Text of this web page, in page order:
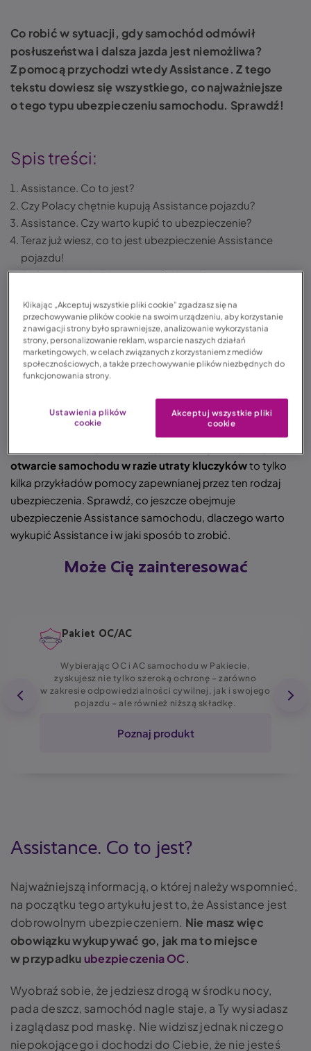
Co robić w sytuacji, gdy samochód odmówił
posłuszeństwa i dalsza jazda jest niemożliwa?
Z pomocą przychodzi wtedy Assistance. Z tego
tekstu dowiesz się wszystkiego, co najważniejsze
o tego typu ubezpieczeniu samochodu. Sprawdź!
Spis treści:
Assistance. Co to jest?
Czy Polacy chętnie kupują Assistance pojazdu?
Assistance. Czy warto kupić to ubezpieczenie?
Teraz już wiesz, co to jest ubezpieczenie Assistance
pojazdu!
FAQ – odpowiedzi na najczęściej zadawane pytania
Rozładowany akumulator, brak paliwa w baku czy przebita
opona mogą zdarzyć się każdemu kierowcy, bez względu
na to, jak wiele czasu spędza za kierownicą. W takich i wielu
innych sytuacjach przyda się ubezpieczenieAuto
Assistance. Ma ono na celu pomóc Ci w najmniej
oczekiwanych sytuacjach.
Holowanie pojazdu,
otwarcie samochodu w razie utraty kluczykówto tylko
kilka przykładów pomocy zapewnianej przez ten rodzaj
ubezpieczenia. Sprawdź, co jeszcze obejmuje
ubezpieczenie Assistance samochodu, dlaczego warto
wykupić Assistance i w jaki sposób to zrobić.
Może Cię zainteresować
Pakiet OC/AC
Wybierając OC i AC samochodu w Pakiecie,
zyskujesz nie tylko szeroką ochronę – zarówno
w zakresie odpowiedzialności cywilnej, jak i swojego
pojazdu – ale również niższą składkę.
Poznaj produkt
Assistance. Co to jest?
Najważniejszą informacją, o której należy wspomnieć,
na początku tego artykułu jest to, że Assistance jest
dobrowolnym ubezpieczeniem. Nie masz więc
obowiązku wykupywać go, jak ma to miejsce
w przypadku ubezpieczenia OC.
Wyobraź sobie, że jedziesz drogą w środku nocy,
pada deszcz, samochód nagle staje, a Ty wysiadasz
i zaglądasz pod maskę. Nie widzisz jednak niczego
niepokojącego i dochodzi do Ciebie, że nie jesteś
Klikając „Akceptuj wszystkie pliki cookie” zgadzasz się na
przechowywanie plików cookie na swoim urządzeniu, aby korzystanie
z nawigacji strony było sprawniejsze, analizowanie wykorzystania
strony, personalizowanie reklam, wsparcie naszych działań
marketingowych, w celach związanych z korzystaniem z mediów
społecznościowych, a także przechowywanie plików niezbędnych do
funkcjonowania strony.
Ustawienia plików
cookie
Akceptuj wszystkie pliki
cookie